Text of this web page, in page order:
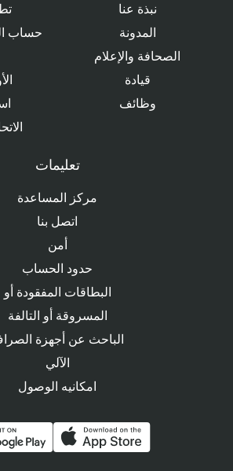
نبذة عنا
المدونة
الصحافة والإعلام
قيادة
وظائف
حساب
تعليمات
مركز المساعدة
اتصل بنا
أمن
حدود الحساب
البطاقات المفقودة أو
المسروقة أو التالفة
الباحث عن أجهزة
الآلي
امكانيه الوصول